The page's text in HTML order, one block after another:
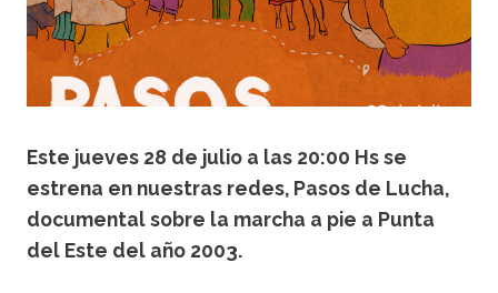
Este jueves 28 de julio a las 20:00 Hs se
estrena en nuestras redes, Pasos de Lucha,
documental sobre la marcha a pie a Punta
del Este del año 2003.